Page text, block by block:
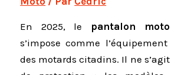
En 2025, le pantalon
s’impose comme
des motards citadins. Il ne